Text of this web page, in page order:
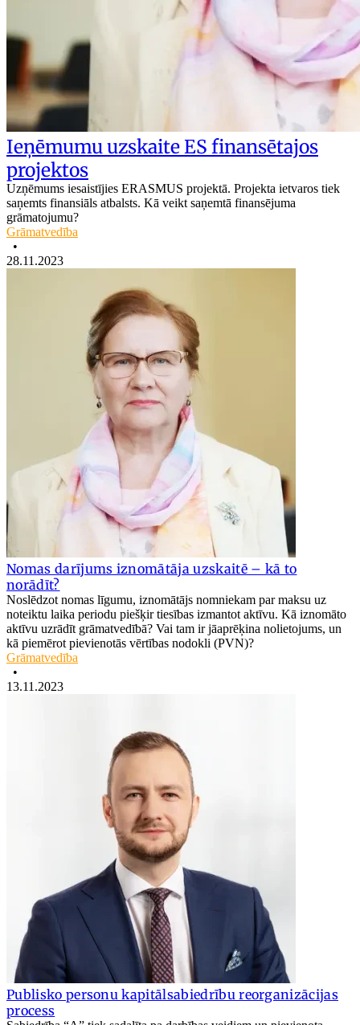
Ieņēmumu uzskaite ES finansētajos
projektos
Uzņēmums iesaistījies ERASMUS projektā. Projekta ietvaros tiek
saņemts finansiāls atbalsts. Kā veikt saņemtā finansējuma
grāmatojumu?
Grāmatvedība
•
28.11.2023
Nomas darījums iznomātāja uzskaitē – kā to
norādīt?
Noslēdzot nomas līgumu, iznomātājs nomniekam par maksu uz
noteiktu laika periodu piešķir tiesības izmantot aktīvu. Kā iznomāto
aktīvu uzrādīt grāmatvedībā? Vai tam ir jāaprēķina nolietojums, un
kā piemērot pievienotās vērtības nodokli (PVN)?
Grāmatvedība
•
13.11.2023
Publisko personu kapitālsabiedrību reorganizācijas
process